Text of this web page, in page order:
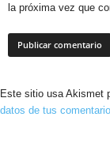
la próxima vez que
Este sitio usa Akismet
datos de tus